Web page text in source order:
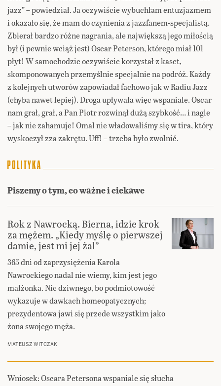
jazz” – powiedział. Ja oczywiście wybuchłam entuzjazmem
i okazało się, że mam do czynienia z jazzfanem-specjalistą.
Zbierał bardzo różne nagrania, ale największą jego miłością
był (i pewnie wciąż jest) Oscar Peterson, którego miał 101
płyt! W samochodzie oczywiście korzystał z kaset,
skomponowanych przemyślnie specjalnie na podróż. Każdy
z kolejnych utworów zapowiadał fachowo jak w Radiu Jazz
(chyba nawet lepiej). Droga upływała więc wspaniale. Oscar
nam grał, grał, a Pan Piotr rozwinął dużą szybkość… i nagle
– jak nie zahamuje! Omal nie władowaliśmy się w tira, który
wyskoczył zza zakrętu. Uff! – trzeba było zwolnić.
Piszemy o tym, co ważne i ciekawe
Rok z Nawrocką. Bierna, idzie krok
za mężem. „Kiedy myślę o pierwszej
damie, jest mi jej żal”
365 dni od zaprzysiężenia Karola
Nawrockiego nadal nie wiemy, kim jest jego
małżonka. Nic dziwnego, bo podmiotowość
wykazuje w dawkach homeopatycznych;
prezydentowa jawi się przede wszystkim jako
żona swojego męża.
MATEUSZ WITCZAK
Wniosek: Oscara Petersona wspaniale się słucha